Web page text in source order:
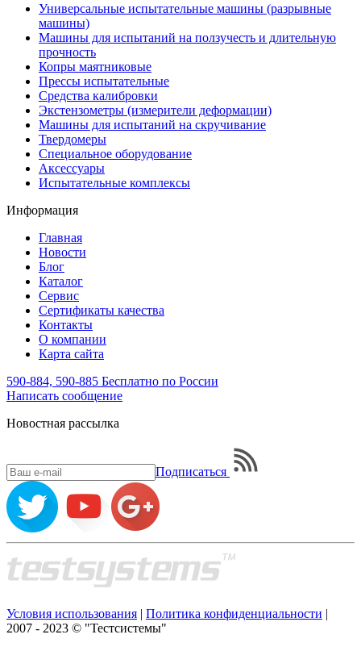
Универсальные испытательные машины (разрывные
машины)
Машины для испытаний на ползучесть и длительную
прочность
Копры маятниковые
Прессы испытательные
Средства калибровки
Экстензометры (измерители деформации)
Машины для испытаний на скручивание
Твердомеры
Специальное оборудование
Аксессуары
Испытательные комплексы
Информация
Главная
Новости
Блог
Каталог
Сервис
Сертификаты качества
Контакты
О компании
Карта сайта
590-884, 590-885 Бесплатно по России
Написать сообщение
Новостная рассылка
Подписаться
Условия использования | Политика конфиденциальности |
2007 - 2023 © "Тестсистемы"